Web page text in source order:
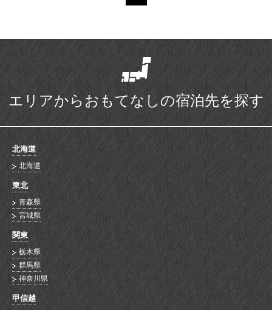
エリアからおもてなしの宿泊先を探す
北海道
北海道
東北
青森県
宮城県
関東
栃木県
群馬県
神奈川県
甲信越